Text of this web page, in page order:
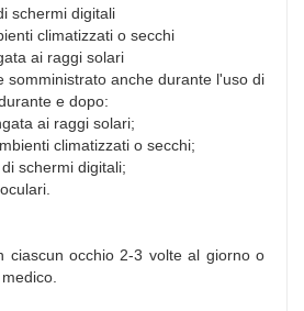
schermi digitali
climatizzati o secchi
ai raggi solari
somministrato anche durante l'uso di
e dopo:
ai raggi solari;
climatizzati o secchi;
schermi digitali;
ciascun occhio 2-3 volte al giorno o